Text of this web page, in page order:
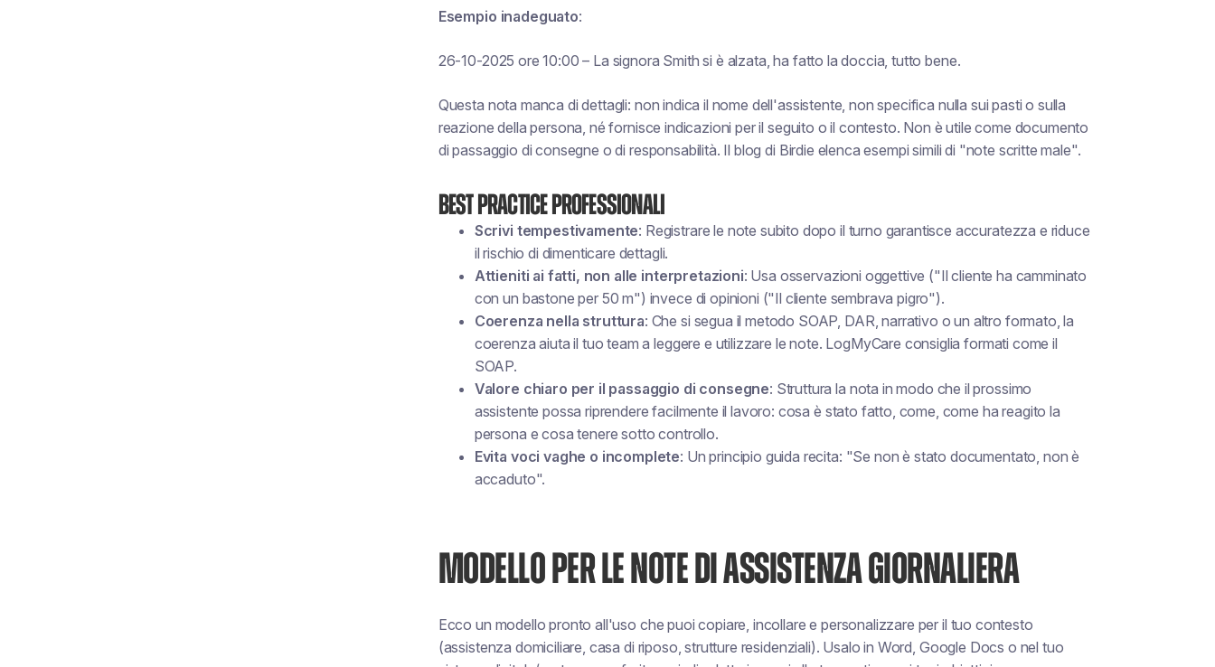
Esempio inadeguato:
26-10-2025 ore 10:00 – La signora Smith si è alzata, ha fatto la doccia, tutto bene.
Questa nota manca di dettagli: non indica il nome dell'assistente, non specifica nulla sui pasti o sulla
reazione della persona, né fornisce indicazioni per il seguito o il contesto. Non è utile come documento
di passaggio di consegne o di responsabilità. Il blog di Birdie elenca esempi simili di "note scritte male".
Best practice professionali
Scrivi tempestivamente: Registrare le note subito dopo il turno garantisce accuratezza e riduce
il rischio di dimenticare dettagli.
Attieniti ai fatti, non alle interpretazioni: Usa osservazioni oggettive ("Il cliente ha camminato
con un bastone per 50 m") invece di opinioni ("Il cliente sembrava pigro").
Coerenza nella struttura: Che si segua il metodo SOAP, DAR, narrativo o un altro formato, la
coerenza aiuta il tuo team a leggere e utilizzare le note. LogMyCare consiglia formati come il
SOAP.
Valore chiaro per il passaggio di consegne: Struttura la nota in modo che il prossimo
assistente possa riprendere facilmente il lavoro: cosa è stato fatto, come, come ha reagito la
persona e cosa tenere sotto controllo.
Evita voci vaghe o incomplete: Un principio guida recita: "Se non è stato documentato, non è
accaduto".
MODELLO PER LE NOTE DI ASSISTENZA GIORNALIERA
Ecco un modello pronto all'uso che puoi copiare, incollare e personalizzare per il tuo contesto
(assistenza domiciliare, casa di riposo, strutture residenziali). Usalo in Word, Google Docs o nel tuo